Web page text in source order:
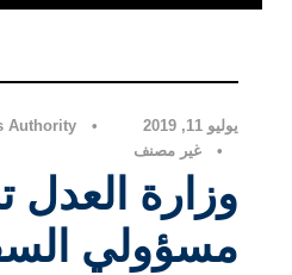
يوليو 11, 2019 •
Authority
•
غير مصنف
وزارة العدل
مسؤولي